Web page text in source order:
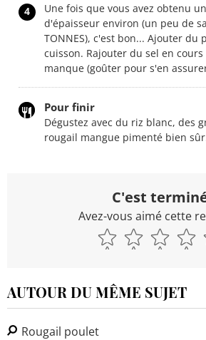
4
Une fois que vous avez obtenu
d'épaisseur environ (un peu de
TONNES), c'est bon... Ajouter du
cuisson. Rajouter du sel en
manque (goûter pour s'en
Pour finir
Dégustez avec du riz blanc, des
rougail mangue pimenté bien
C'est
Avez-vous aimé cette
AUTOUR DU MÊME SUJET
Rougail poulet